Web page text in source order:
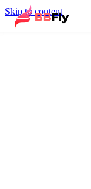
Skip to content